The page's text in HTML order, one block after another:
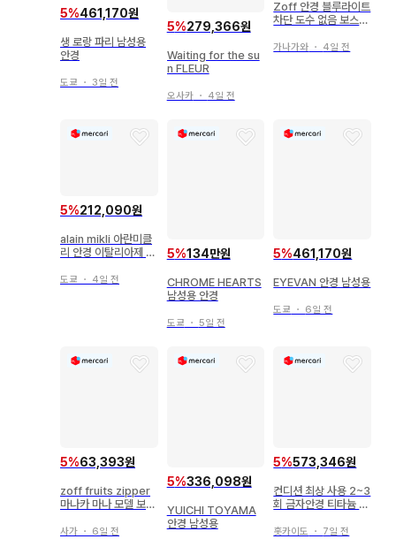
5%461,170원
생 로랑 파리 남성용
안경
도쿄 ・ 3일 전
5%279,366원
Waiting for the su
n FLEUR
오사카・ 4일 전
Zoff 안경 블루라이트
차단 도수 없음 보스턴
가나가와 ・ 4일 전
5%212,090원
alain mikli 아란미클
리 안경 이탈리아제 A
도쿄 ・ 4일 전
5%134만원
CHROME HEARTS
남성용 안경
도쿄 ・ 5일 전
5%461,170원
EYEVAN 안경 남성용
도쿄 ・ 6일 전
5%63,393원
zoff fruits zipper
마나카 마나 모델 보스
사가 ・ 6일 전
5%336,098원
YUICHI TOYAMA
안경 남성용
5%573,346원
컨디션 최상 사용 2~3
회 금자안경 티타늄 안
홋카이도 ・ 7일 전